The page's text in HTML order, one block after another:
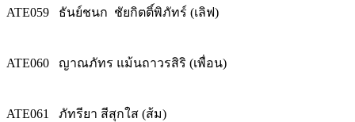
ATE059 ธันย์ชนก ชัยกิตติ์พิภัทร์ (เลิฟ)
ATE060 ญาณภัทร แม้นถาวรสิริ (เพื่อน)
ATE061 ภัทรียา สีสุกใส (ส้ม)